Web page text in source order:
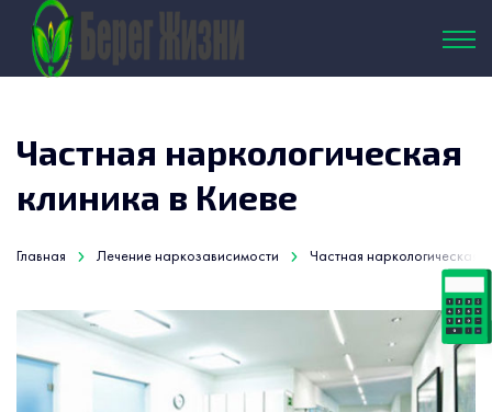
Частная наркологическая
клиника в Киеве
Главная Лечение наркозависимости Частная наркологическая